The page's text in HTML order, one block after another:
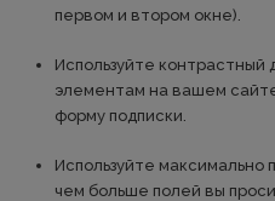
первом и втором окне).
Используйте контрастный
элементам на вашем
форму подписки.
Используйте максимально
чем больше полей вы